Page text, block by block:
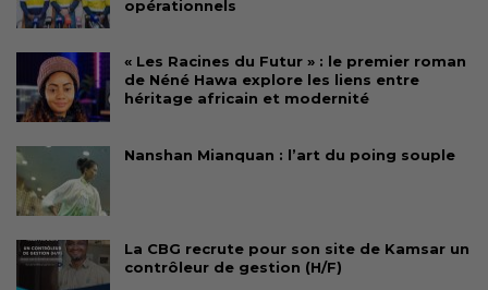
opérationnels
« Les Racines du Futur » : le premier roman
de Néné Hawa explore les liens entre
héritage africain et modernité
Nanshan Mianquan : l’art du poing souple
La CBG recrute pour son site de Kamsar un
contrôleur de gestion (H/F)